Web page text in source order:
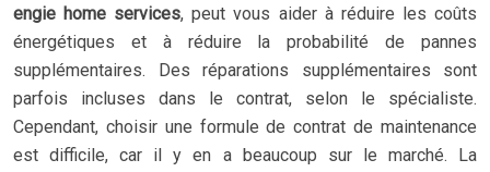
engie home services, peut vous aider à réduire les coûts
énergétiques et à réduire la probabilité de pannes
supplémentaires. Des réparations supplémentaires sont
parfois incluses dans le contrat, selon le spécialiste.
Cependant, choisir une formule de contrat de maintenance
est difficile, car il y en a beaucoup sur le marché. La